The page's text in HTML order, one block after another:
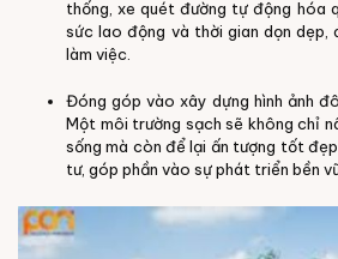
thống, xe quét đường tự động hóa
sức lao động và thời gian dọn dẹp,
làm việc.
Đóng góp vào xây dựng hình ảnh
Một môi trường sạch sẽ không chỉ
sống mà còn để lại ấn tượng tốt
tư, góp phần vào sự phát triển bền